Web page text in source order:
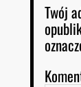
Twój